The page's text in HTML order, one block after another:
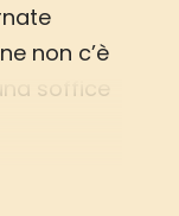
non c’è
soffice